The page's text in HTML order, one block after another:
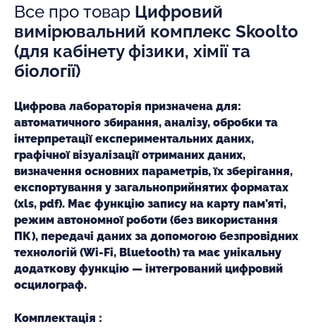
Все про товар Цифровий
вимірювальний комплекс Skoolto
(для кабінету фізики, хімії та
біології)
Цифрова лабораторія призначена для:
автоматичного збирання, аналізу, обробки та
інтерпретації експериментальних даних,
графічної візуалізації отриманих даних,
визначення основних параметрів, їх зберігання,
експортування у загальноприйнятих форматах
(xls, pdf). Має функцію запису на карту пам'яті,
режим автономної роботи (без використання
ПК), передачі даних за допомогою безпровідних
технологій (Wi-Fi, Bluetooth) та має унікальну
додаткову функцію — інтегрований цифровий
осцилограф.
Комплектація :